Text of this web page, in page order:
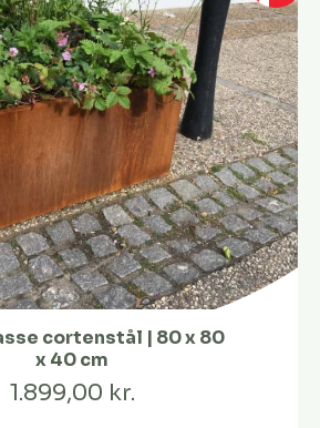
cortenstål | 80 x 80
x 40 cm
1.899,00 kr.